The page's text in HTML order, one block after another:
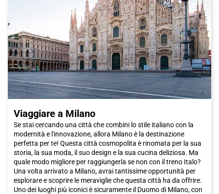
Viaggiare a Milano
Se stai cercando una città che combini lo stile italiano con la
modernità e l'innovazione, allora Milano è la destinazione
perfetta per te! Questa città cosmopolita è rinomata per la sua
storia, la sua moda, il suo design e la sua cucina deliziosa. Ma
quale modo migliore per raggiungerla se non con il treno Italo?
Una volta arrivato a Milano, avrai tantissime opportunità per
esplorare e scoprire le meraviglie che questa città ha da offrire.
Uno dei luoghi più iconici è sicuramente il Duomo di Milano, con